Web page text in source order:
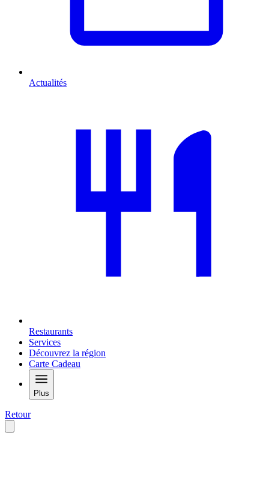
Actualités
Restaurants
Services
Découvrez la région
Carte Cadeau
Plus
Retour